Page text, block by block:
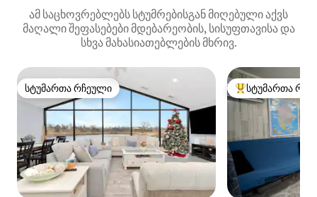
ამ საცხოვრებლებს სტუმრებისგან მიღებული აქვს
მაღალი შეფასებები მდებარეობის, სისუფთავისა და
სხვა მახასიათებლების მხრივ.
სტუმართა რჩეული
სტუმართა რჩეული სტუმართა
სტუმართა